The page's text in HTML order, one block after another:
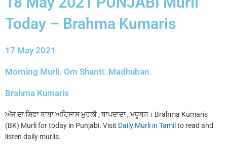
Today – Brahma Kumaris
17 May 2021
Morning Murli. Om Shanti. Madhuban.
Brahma Kumaris
ਅੱਜ ਦਾ ਸ਼ਿਵਾ ਬਾਬਾ ਅਹਿਸਾਸ ਮੁਰਲੀ , ਬਾਪਦਾਦਾ , ਮਧੂਬਨ। Brahma Kumaris
(BK) Murli for today in Punjabi. Visit Daily Murli in Tamil to read and
listen daily murlis.